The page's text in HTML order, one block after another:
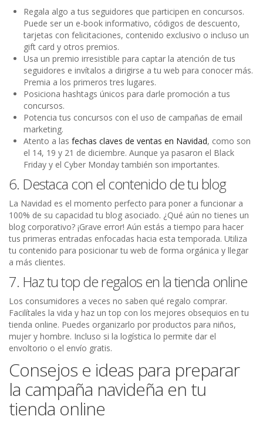
Regala algo a tus seguidores que participen en concursos.
Puede ser un e-book informativo, códigos de descuento,
tarjetas con felicitaciones, contenido exclusivo o incluso un
gift card y otros premios.
Usa un premio irresistible para captar la atención de tus
seguidores e invítalos a dirigirse a tu web para conocer más.
Premia a los primeros tres lugares.
Posiciona hashtags únicos para darle promoción a tus
concursos.
Potencia tus concursos con el uso de campañas de email
marketing.
Atento a las fechas claves de ventas en Navidad, como son
el 14, 19 y 21 de diciembre. Aunque ya pasaron el Black
Friday y el Cyber Monday también son importantes.
6. Destaca con el contenido de tu blog
La Navidad es el momento perfecto para poner a funcionar a
100% de su capacidad tu blog asociado. ¿Qué aún no tienes un
blog corporativo? ¡Grave error! Aún estás a tiempo para hacer
tus primeras entradas enfocadas hacia esta temporada. Utiliza
tu contenido para posicionar tu web de forma orgánica y llegar
a más clientes.
7. Haz tu top de regalos en la tienda online
Los consumidores a veces no saben qué regalo comprar.
Facilítales la vida y haz un top con los mejores obsequios en tu
tienda online. Puedes organizarlo por productos para niños,
mujer y hombre. Incluso si la logística lo permite dar el
envoltorio o el envío gratis.
Consejos e ideas para preparar
la campaña navideña en tu
tienda online